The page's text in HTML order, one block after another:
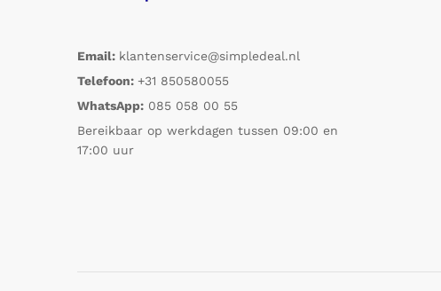
Email: klantenservice@simpledeal.nl
Telefoon: +31 850580055
WhatsApp: 085 058 00 55
Bereikbaar op werkdagen tussen 09:00 en
17:00 uur